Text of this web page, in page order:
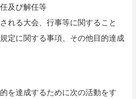
及び解任等
れる大会、行事等に関すること
定に関する事項、その他目的達成
を達成するために次の活動をす